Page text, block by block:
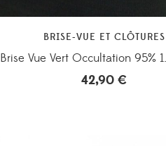
BRISE-VUE ET CLÔTURES
Brise Vue Vert Occultation 95%
42,90€